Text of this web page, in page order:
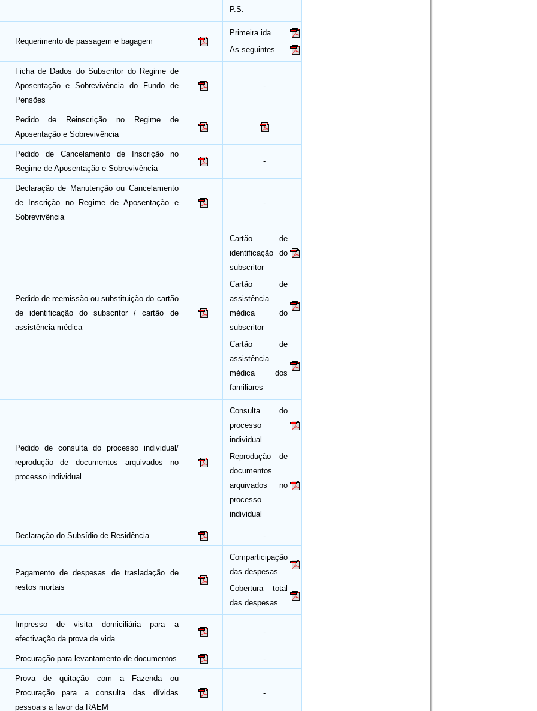
P.S.
Requerimento de passagem e bagagem
Primeira ida
As seguintes
Ficha de Dados do Subscritor do Regime de
Aposentação e Sobrevivência do Fundo de
Pensões
-
Pedido de Reinscrição no Regime de
Aposentação e Sobrevivência
Pedido de Cancelamento de Inscrição no
Regime de Aposentação e Sobrevivência
-
Declaração de Manutenção ou Cancelamento
de Inscrição no Regime de Aposentação e
Sobrevivência
-
Pedido de reemissão ou substituição do cartão
de identificação do subscritor / cartão de
assistência médica
Cartão de
identificação do
subscritor
Cartão de
assistência
médica do
subscritor
Cartão de
assistência
médica dos
familiares
Pedido de consulta do processo individual/
reprodução de documentos arquivados no
processo individual
Consulta do
processo
individual
Reprodução de
documentos
arquivados no
processo
individual
Declaração do Subsídio de Residência -
Pagamento de despesas de trasladação de
restos mortais
Comparticipação
das despesas
Cobertura total
das despesas
Impresso de visita domiciliária para a
efectivação da prova de vida
-
Procuração para levantamento de documentos -
Prova de quitação com a Fazenda ou
Procuração para a consulta das dívidas
pessoais a favor da RAEM
-